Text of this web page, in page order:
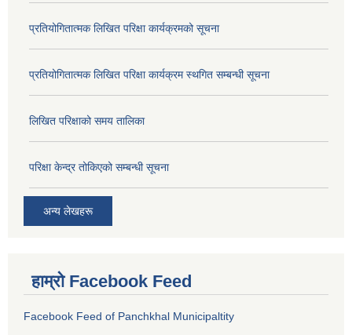
प्रतियोगितात्मक लिखित परिक्षा कार्यक्रमको सूचना
प्रतियोगितात्मक लिखित परिक्षा कार्यक्रम स्थगित सम्बन्धी सूचना
लिखित परिक्षाको समय तालिका
परिक्षा केन्द्र तोकिएको सम्बन्धी सूचना
अन्य लेखहरू
हाम्रो Facebook Feed
Facebook Feed of Panchkhal Municipaltity